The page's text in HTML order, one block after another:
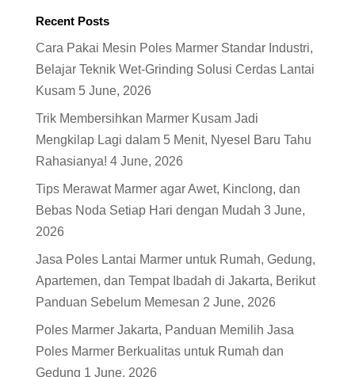
Recent Posts
Cara Pakai Mesin Poles Marmer Standar Industri,
Belajar Teknik Wet-Grinding Solusi Cerdas Lantai
Kusam 5 June, 2026
Trik Membersihkan Marmer Kusam Jadi
Mengkilap Lagi dalam 5 Menit, Nyesel Baru Tahu
Rahasianya! 4 June, 2026
Tips Merawat Marmer agar Awet, Kinclong, dan
Bebas Noda Setiap Hari dengan Mudah 3 June,
2026
Jasa Poles Lantai Marmer untuk Rumah, Gedung,
Apartemen, dan Tempat Ibadah di Jakarta, Berikut
Panduan Sebelum Memesan 2 June, 2026
Poles Marmer Jakarta, Panduan Memilih Jasa
Poles Marmer Berkualitas untuk Rumah dan
Gedung 1 June, 2026